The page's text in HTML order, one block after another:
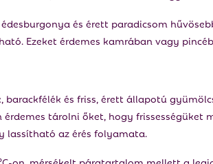
és érett paradicsom
Ezeket érdemes kamrában vagy
barackfélék és friss, érett állapotú
tárolni őket, hogy frissességüket
lassítható az érés folyamata.